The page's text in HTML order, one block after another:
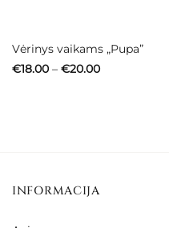
Vėrinys vaikams „Pupa”
€18.00 – €20.00Price
INFORMACIJA